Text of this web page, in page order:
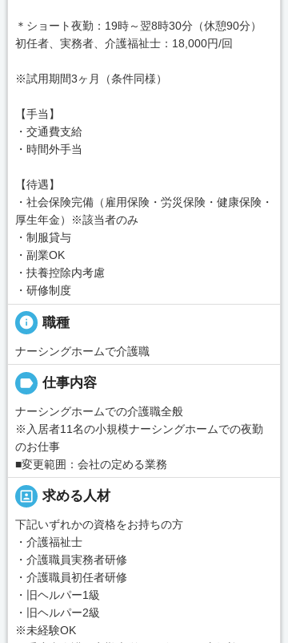
＊ショート夜勤：19時～翌8時30分（休憩90分）
初任者、実務者、介護福祉士：18,000円/回
※試用期間3ヶ月（条件同様）
【手当】
・交通費支給
・時間外手当
【待遇】
・社会保険完備（雇用保険・労災保険・健康保険・
厚生年金）※該当者のみ
・制服貸与
・副業OK
・扶養控除内考慮
・研修制度
info 職種
ナーシングホームで介護職
label 仕事内容
ナーシングホームでの介護職全般
※入居者11名の小規模ナーシングホームでの夜勤
のお仕事
■変更範囲：会社の定める業務
portrait 求める人材
下記いずれかの資格をお持ちの方
・介護福祉士
・介護職員実務者研修
・介護職員初任者研修
・旧ヘルパー1級
・旧ヘルパー2級
※未経験OK